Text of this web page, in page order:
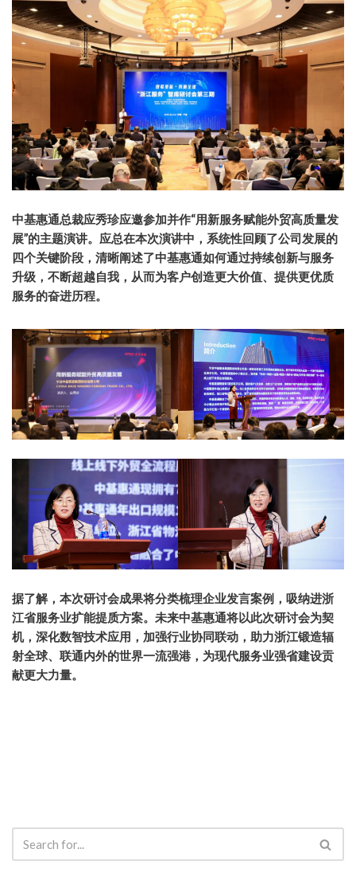
中基惠通总裁应秀珍应邀参加并作“用新服务赋能外贸高质量发
展”的主题演讲。应总在本次演讲中，系统性回顾了公司发展的
四个关键阶段，清晰阐述了中基惠通如何通过持续创新与服务
升级，不断超越自我，从而为客户创造更大价值、提供更优质
服务的奋进历程。
据了解，本次研讨会成果将分类梳理企业发言案例，吸纳进浙
江省服务业扩能提质方案。未来中基惠通将以此次研讨会为契
机，深化数智技术应用，加强行业协同联动，助力浙江锻造辐
射全球、联通内外的世界一流强港，为现代服务业强省建设贡
献更大力量。